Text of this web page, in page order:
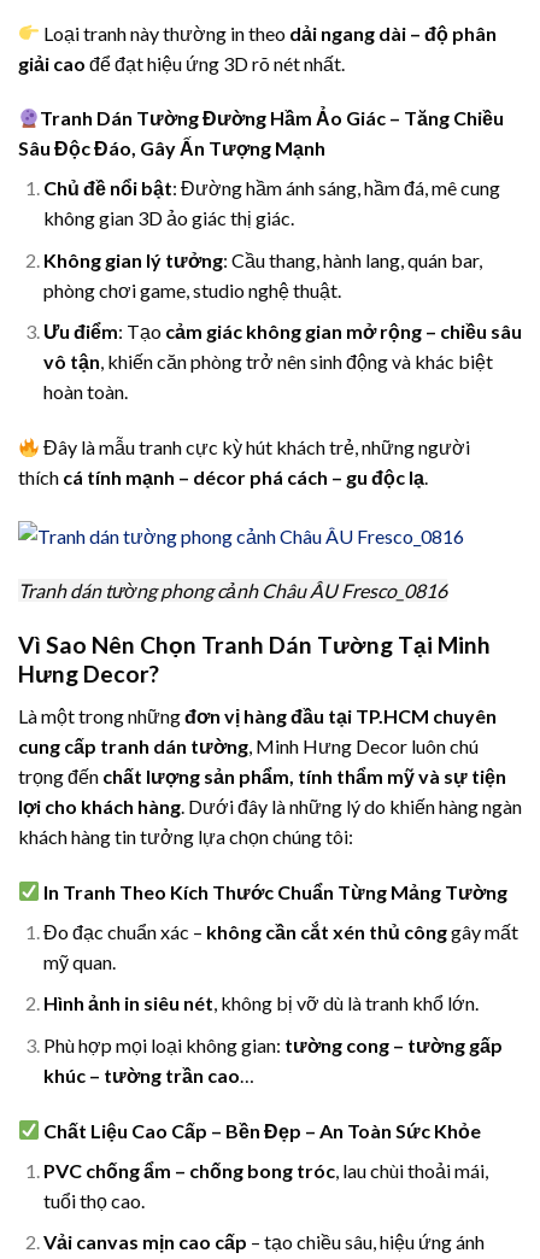
Loại tranh này thường in theo dải ngang dài – độ phân
giải cao để đạt hiệu ứng 3D rõ nét nhất.
Tranh Dán Tường Đường Hầm Ảo Giác – Tăng Chiều
Sâu Độc Đáo, Gây Ấn Tượng Mạnh
Chủ đề nổi bật: Đường hầm ánh sáng, hầm đá, mê cung
không gian 3D ảo giác thị giác.
Không gian lý tưởng: Cầu thang, hành lang, quán bar,
phòng chơi game, studio nghệ thuật.
Ưu điểm: Tạo cảm giác không gian mở rộng – chiều sâu
vô tận, khiến căn phòng trở nên sinh động và khác biệt
hoàn toàn.
Đây là mẫu tranh cực kỳ hút khách trẻ, những người
thích cá tính mạnh – décor phá cách – gu độc lạ.
Tranh dán tường phong cảnh Châu ÂU Fresco_0816
Vì Sao Nên Chọn Tranh Dán Tường Tại Minh
Hưng Decor?
Là một trong nhữngđơn vị hàng đầu tại TP.HCM chuyên
cung cấp tranh dán tường , Minh Hưng Decor luôn chú
trọng đến chất lượng sản phẩm, tính thẩm mỹ và sự tiện
lợi cho khách hàng . Dưới đây là những lý do khiến hàng ngàn
khách hàng tin tưởng lựa chọn chúng tôi:
In Tranh Theo Kích Thước Chuẩn Từng Mảng Tường
Đo đạc chuẩn xác – không cần cắt xén thủ cônggây mất
mỹ quan.
Hình ảnh in siêu nét, không bị vỡ dù là tranh khổ lớn.
Phù hợp mọi loại không gian: tường cong – tường gấp
khúc – tường trần cao
Chất Liệu Cao Cấp – Bền Đẹp – An Toàn Sức Khỏe
PVC chống ẩm – chống bong tróc, lau chùi thoải mái,
tuổi thọ cao.
Vải canvas mịn cao cấp – tạo chiều sâu, hiệu ứng ánh